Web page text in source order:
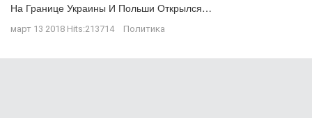
На Границе Украины И Польши Открылся…
март 13 2018 Hits:213714 Политика